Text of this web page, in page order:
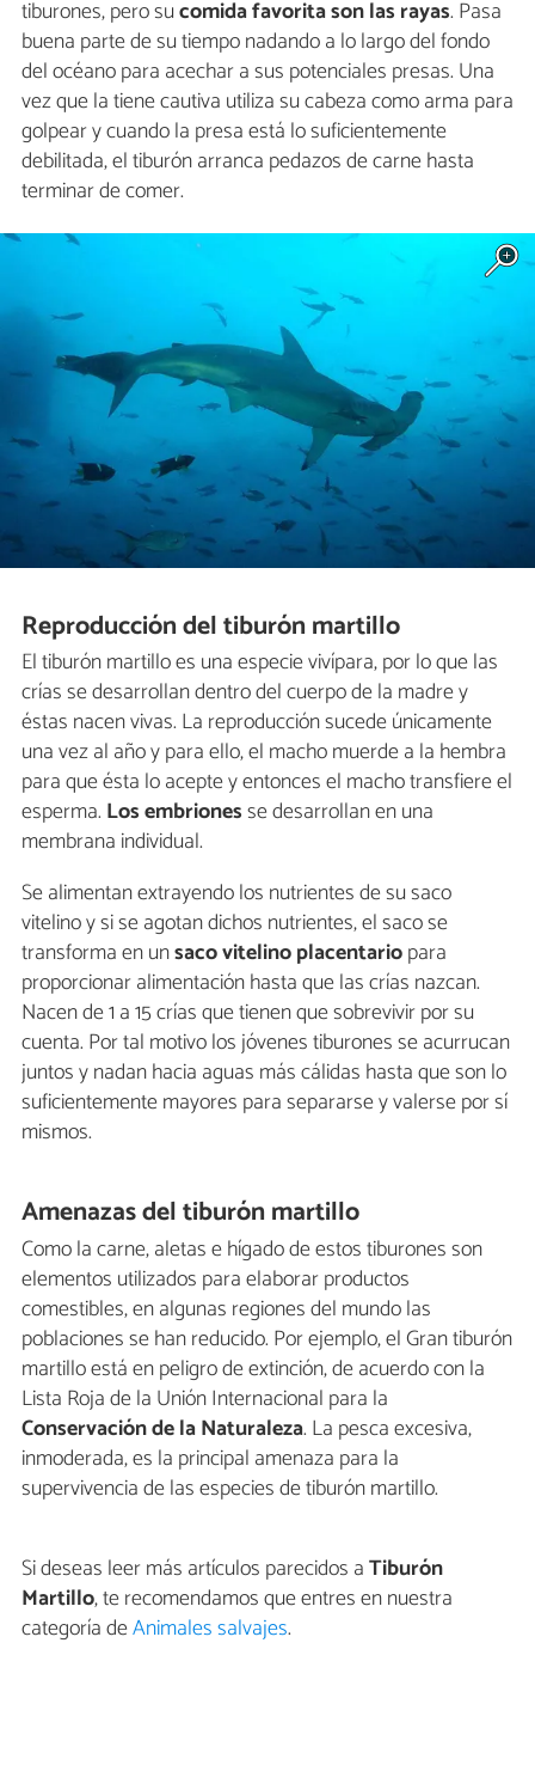
tiburones, pero sucomida favorita son las rayas. Pasa
buena parte de su tiempo nadando a lo largo del fondo
del océano para acechar a sus potenciales presas. Una
vez que la tiene cautiva utiliza su cabeza como arma para
golpear y cuando la presa está lo suficientemente
debilitada, el tiburón arranca pedazos de carne hasta
terminar de comer.
Reproducción del tiburón martillo
El tiburón martillo es una especie vivípara, por lo que las
crías se desarrollan dentro del cuerpo de la madre y
éstas nacen vivas. La reproducción sucede únicamente
una vez al año y para ello, el macho muerde a la hembra
para que ésta lo acepte y entonces el macho transfiere el
esperma. Los embrionesse desarrollan en una
membrana individual.
Se alimentan extrayendo los nutrientes de su saco
vitelino y si se agotan dichos nutrientes, el saco se
transforma en unsaco vitelino placentariopara
proporcionar alimentación hasta que las crías nazcan.
Nacen de 1 a 15 crías que tienen que sobrevivir por su
cuenta. Por tal motivo los jóvenes tiburones se acurrucan
juntos y nadan hacia aguas más cálidas hasta que son lo
suficientemente mayores para separarse y valerse por sí
mismos.
Amenazas del tiburón martillo
Como la carne, aletas e hígado de estos tiburones son
elementos utilizados para elaborar productos
comestibles, en algunas regiones del mundo las
poblaciones se han reducido. Por ejemplo, el Gran tiburón
martillo está en peligro de extinción, de acuerdo con la
Lista Roja de la Unión Internacional para la
Conservación de la Naturaleza. La pesca excesiva,
inmoderada, es la principal amenaza para la
supervivencia de las especies de tiburón martillo.
Si deseas leer más artículos parecidos aTiburón
Martillo, te recomendamos que entres en nuestra
categoría deAnimales salvajes.